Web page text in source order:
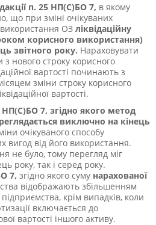
п. 25 НП(С)БО 7, в якому
що при зміні очікуваних
ОЗ ліквідаційну
корисного використання)
звітного року. Нараховувати
нового строку корисного
вартості починають з
зміни строку корисного
вартості.
НП(С)БО 7, згідно якого метод
виключно на кінець
очікуваного способу
вигод від його використання.
не було, тому перегляд міг
року, так і серед року.
7, згідно якого суму нарахованої
відображають збільшенням
крім випадків, коли
включається до
вартості іншого активу.